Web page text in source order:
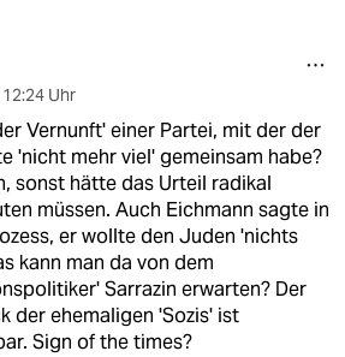
12:24 Uhr
Vernunft' einer Partei, mit der der
'nicht mehr viel' gemeinsam habe?
sonst hätte das Urteil radikal
müssen. Auch Eichmann sagte in
er wollte den Juden 'nichts
kann man da von dem
Sarrazin erwarten? Der
der ehemaligen 'Sozis' ist
Sign of the times?